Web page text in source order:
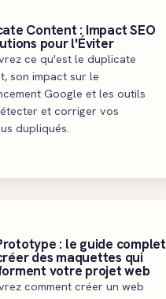
Content : Impact SEO
pour l'Éviter
ce qu'est le duplicate
son impact sur le
Google et les outils
et corriger vos
dupliqués.
: le guide complet
des maquettes qui
votre projet web
comment créer un web